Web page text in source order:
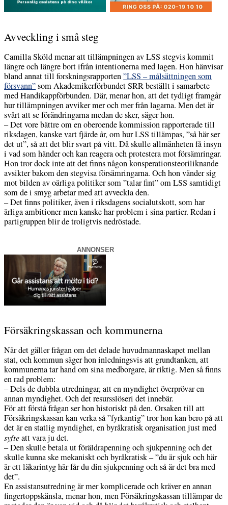
Avveckling i små steg
Camilla Sköld menar att tillämpningen av LSS stegvis kommit
längre och längre bort ifrån intentionerna med lagen. Hon hänvisar
bland annat till forskningsrapporten”LSS – målsättningen som
försvann”som Akademikerförbundet SRR beställt i samarbete
med Handikappförbunden. Där, menar hon, att det tydligt framgår
hur tillämpningen avviker mer och mer från lagarna. Men det är
svårt att se förändringarna medan de sker, säger hon.
– Det vore bättre om en oberoende kommission rapporterade till
riksdagen, kanske vart fjärde år, om hur LSS tillämpas, ”så här ser
det ut”, så att det blir svart på vitt. Då skulle allmänheten få insyn
i vad som händer och kan reagera och protestera mot försämringar.
Hon tror dock inte att det finns någon konsperationsteoriliknande
avsikter bakom den stegvisa försämringarna. Och hon vänder sig
mot bilden av oärliga politiker som ”talar fint” om LSS samtidigt
som de i smyg arbetar med att avveckla den.
– Det finns politiker, även i riksdagens socialutskott, som har
ärliga ambitioner men kanske har problem i sina partier. Redan i
partigruppen blir de troligtvis nedröstade.
ANNONSER
Försäkringskassan och kommunerna
När det gäller frågan om det delade huvudmannaskapet mellan
stat, och kommun säger hon inledningsvis att grundtanken, att
kommunerna tar hand om sina medborgare, är riktig. Men så finns
en rad problem:
– Dels de dubbla utredningar, att en myndighet överprövar en
annan myndighet. Och det resursslöseri det innebär.
För att förstå frågan ser hon historiskt på den. Orsaken till att
Försäkringskassan kan verka så ”fyrkantig” tror hon kan bero på att
det är en statlig myndighet, en byråkratisk organisation just med
syfteatt vara ju det.
– Den skulle betala ut föräldrapenning och sjukpenning och det
skulle kunna ske mekaniskt och byråkratisk – ”du är sjuk och här
är ett läkarintyg här får du din sjukpenning och så är det bra med
det”.
En assistansutredning är mer komplicerade och kräver en annan
fingertoppskänsla, menar hon, men Försäkringskassan tillämpar de